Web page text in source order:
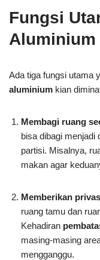
Fungsi
Aluminium
Ada tiga fungsi utama
aluminium kian
Membagi ruang
bisa dibagi menjadi
partisi. Misalnya,
makan agar
Memberikan
ruang tamu dan
Kehadiran
masing-masing
mengganggu.